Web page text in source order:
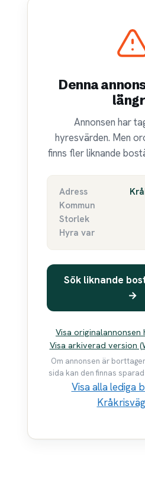
Denna
Annonsen har
hyresvärden. Men
finns fler liknande
Adress
Kommun
Storlek
Hyra var
Sök liknande
→
Visa originalannonsen
Visa arkiverad version
Om annonsen är
sida kan den finnas
Visa alla lediga